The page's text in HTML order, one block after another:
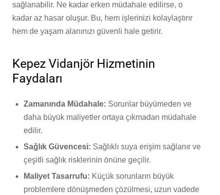
sağlanabilir. Ne kadar erken müdahale edilirse, o
kadar az hasar oluşur. Bu, hem işlerinizi kolaylaştırır
hem de yaşam alanınızı güvenli hale getirir.
Kepez Vidanjör Hizmetinin
Faydaları
Zamanında Müdahale: Sorunlar büyümeden ve
daha büyük maliyetler ortaya çıkmadan müdahale
edilir.
Sağlık Güvencesi: Sağlıklı suya erişim sağlanır ve
çeşitli sağlık risklerinin önüne geçilir.
Maliyet Tasarrufu: Küçük sorunların büyük
problemlere dönüşmeden çözülmesi, uzun vadede